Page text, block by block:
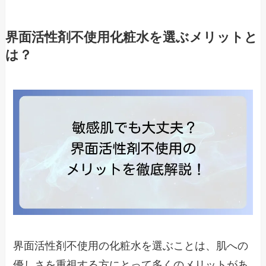
界面活性剤不使用化粧水を選ぶメリットと
は？
界面活性剤不使用の化粧水を選ぶことは、肌への